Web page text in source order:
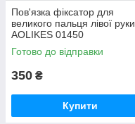
Пов'язка фіксатор для
великого пальця лівої руки
AOLIKES 01450
Готово до відправки
350 ₴
Купити